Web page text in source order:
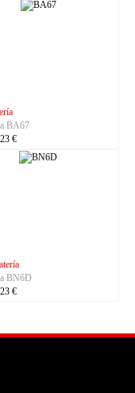
HUACE Batería
Batería para LT60
Precio :42.23 €
PHILIPS Batería
Batería para S7105
Precio :24.23 €